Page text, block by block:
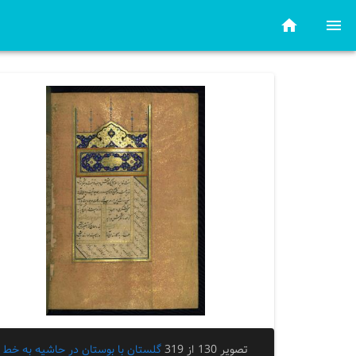
تصویر 130 از 319
گلستان با بوستان در حاشیه به خط